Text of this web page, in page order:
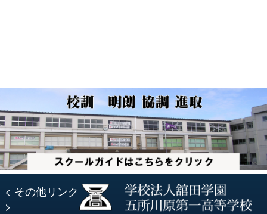
ョ
ン
< その他リンク
>